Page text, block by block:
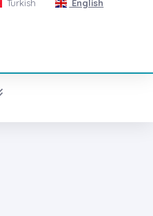
Turkish English